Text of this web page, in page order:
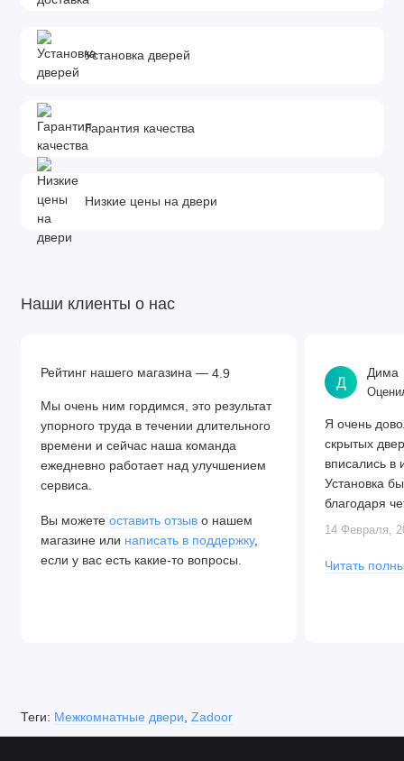
Установка дверей
Гарантия качества
Низкие цены на двери
Наши клиенты о нас
Рейтинг нашего магазина — 4.9
Мы очень ним гордимся, это результат
упорного труда в течении длительного
времени и сейчас наша команда
ежедневно работает над улучшением
сервиса.
Вы можете оставить отзыв о нашем
магазине или написать в поддержку,
если у вас есть какие-то вопросы.
Д
Дима
Я очень
скрытых
вписались в
Установка
благодаря
Алексея.
14 Февраля,
Читать
Теги: Межкомнатные двери Zadoor